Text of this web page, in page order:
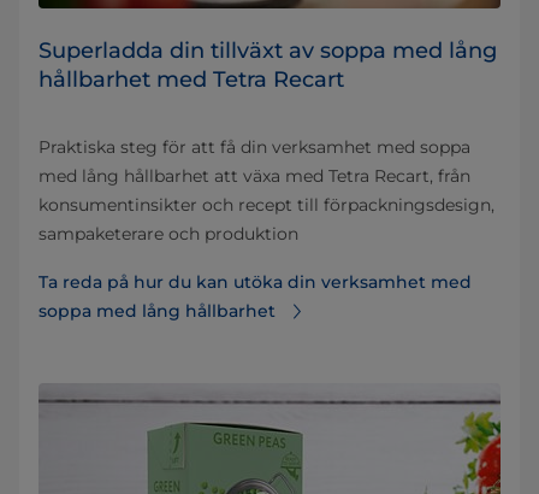
Superladda din tillväxt av soppa med lång
hållbarhet med Tetra Recart
Praktiska steg för att få din verksamhet med soppa
med lång hållbarhet att växa med Tetra Recart, från
konsumentinsikter och recept till förpackningsdesign,
sampaketerare och produktion
Ta reda på hur du kan utöka din verksamhet med
soppa med lång hållbarhet